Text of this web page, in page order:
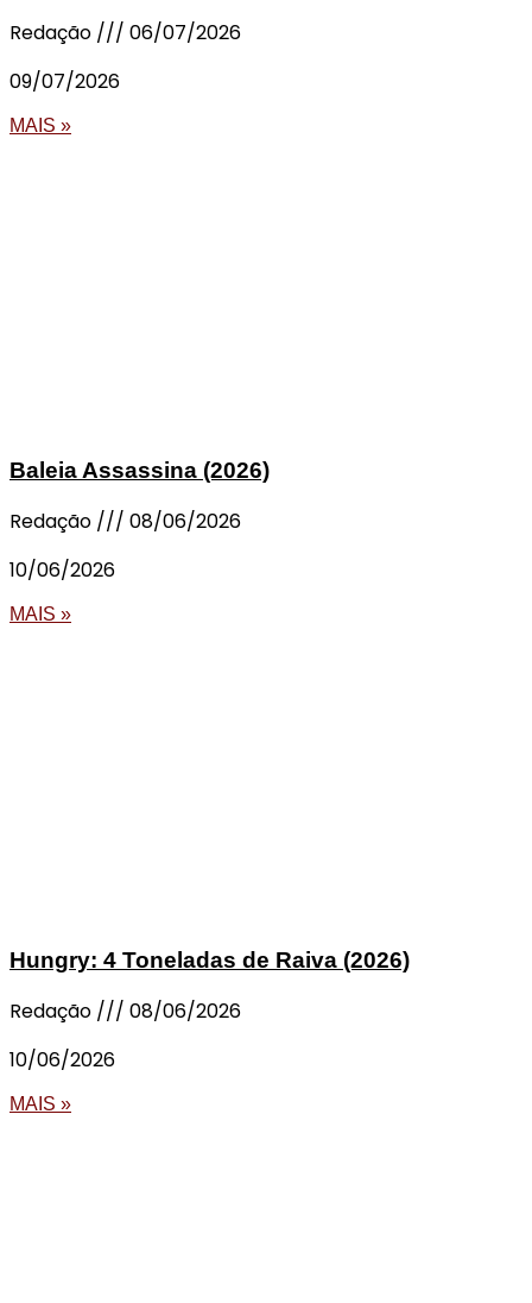
Redação
06/07/2026
09/07/2026
MAIS »
Baleia Assassina (2026)
Redação
08/06/2026
10/06/2026
MAIS »
Hungry: 4 Toneladas de Raiva (2026)
Redação
08/06/2026
10/06/2026
MAIS »